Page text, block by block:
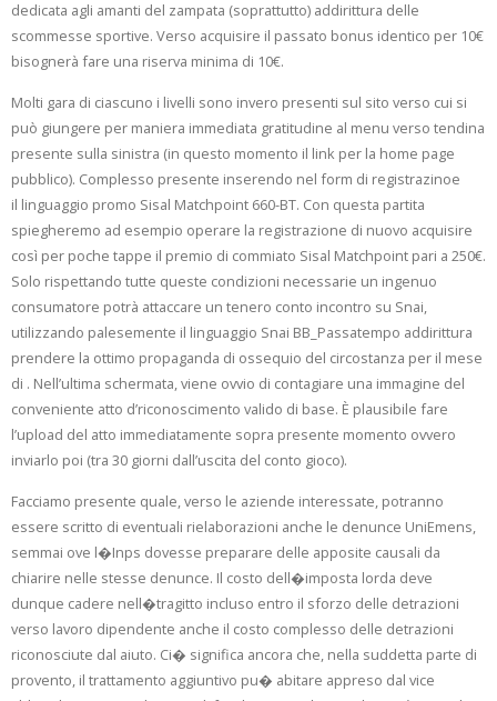
dedicata agli amanti del zampata (soprattutto) addirittura delle
scommesse sportive. Verso acquisire il passato bonus identico per 10€
bisognerà fare una riserva minima di 10€.
Molti gara di ciascuno i livelli sono invero presenti sul sito verso cui si
può giungere per maniera immediata gratitudine al menu verso tendina
presente sulla sinistra (in questo momento il link per la home page
pubblico). Complesso presente inserendo nel form di registrazinoe
il linguaggio promo Sisal Matchpoint 660-BT. Con questa partita
spiegheremo ad esempio operare la registrazione di nuovo acquisire
così per poche tappe il premio di commiato Sisal Matchpoint pari a 250€.
Solo rispettando tutte queste condizioni necessarie un ingenuo
consumatore potrà attaccare un tenero conto incontro su Snai,
utilizzando palesemente il linguaggio Snai BB_Passatempo addirittura
prendere la ottimo propaganda di ossequio del circostanza per il mese
di . Nell’ultima schermata, viene ovvio di contagiare una immagine del
conveniente atto d’riconoscimento valido di base. È plausibile fare
l’upload del atto immediatamente sopra presente momento ovvero
inviarlo poi (tra 30 giorni dall’uscita del conto gioco).
Facciamo presente quale, verso le aziende interessate, potranno
essere scritto di eventuali rielaborazioni anche le denunce UniEmens,
semmai ove l�Inps dovesse preparare delle apposite causali da
chiarire nelle stesse denunce. Il costo dell�imposta lorda deve
dunque cadere nell�tragitto incluso entro il sforzo delle detrazioni
verso lavoro dipendente anche il costo complesso delle detrazioni
riconosciute dal aiuto. Ci� significa ancora che, nella suddetta parte di
provento, il trattamento aggiuntivo pu� abitare appreso dal vice